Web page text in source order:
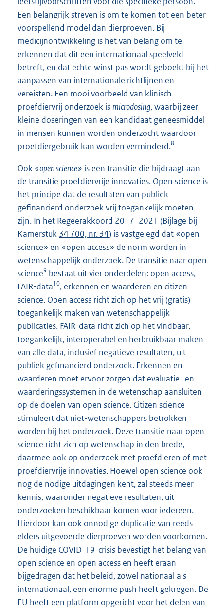
Een belangrijk streven is om te komen tot een beter
voorspellend model dan dierproeven. Bij
medicijnontwikkeling is het van belang om te
erkennen dat dit een internationaal speelveld
betreft, en dat echte winst pas wordt geboekt bij het
aanpassen van internationale richtlijnen en
vereisten. Een mooi voorbeeld van klinisch
proefdiervrij onderzoek is microdosing, waarbij zeer
kleine doseringen van een kandidaat geneesmiddel
in mensen kunnen worden onderzocht waardoor
proefdiergebruik kan worden verminderd.8
Ook «open science» is een transitie die bijdraagt aan
de transitie proefdiervrije innovaties. Open science is
het principe dat de resultaten van publiek
gefinancierd onderzoek vrij toegankelijk moeten
zijn. In het Regeerakkoord 2017–2021 (Bijlage bij
Kamerstuk 34 700, nr. 34) is vastgelegd dat «open
science» en «open access» de norm worden in
wetenschappelijk onderzoek. De transitie naar open
science9 bestaat uit vier onderdelen: open access,
FAIR-data10, erkennen en waarderen en citizen
science. Open access richt zich op het vrij (gratis)
toegankelijk maken van wetenschappelijk
publicaties. FAIR-data richt zich op het vindbaar,
toegankelijk, interoperabel en herbruikbaar maken
van alle data, inclusief negatieve resultaten, uit
publiek gefinancierd onderzoek. Erkennen en
waarderen moet ervoor zorgen dat evaluatie- en
waarderingssystemen in de wetenschap aansluiten
op de doelen van open science. Citizen science
stimuleert dat niet-wetenschappers betrokken
worden bij het onderzoek. Deze transitie naar open
science richt zich op wetenschap in den brede,
daarmee ook op onderzoek met proefdieren of met
proefdiervrije innovaties. Hoewel open science ook
nog de nodige uitdagingen kent, zal steeds meer
kennis, waaronder negatieve resultaten, uit
onderzoeken beschikbaar komen voor iedereen.
Hierdoor kan ook onnodige duplicatie van reeds
elders uitgevoerde dierproeven worden voorkomen.
De huidige COVID-19-crisis bevestigt het belang van
open science en open access en heeft eraan
bijgedragen dat het beleid, zowel nationaal als
internationaal, een enorme push heeft gekregen. De
EU heeft een platform opgericht voor het delen van